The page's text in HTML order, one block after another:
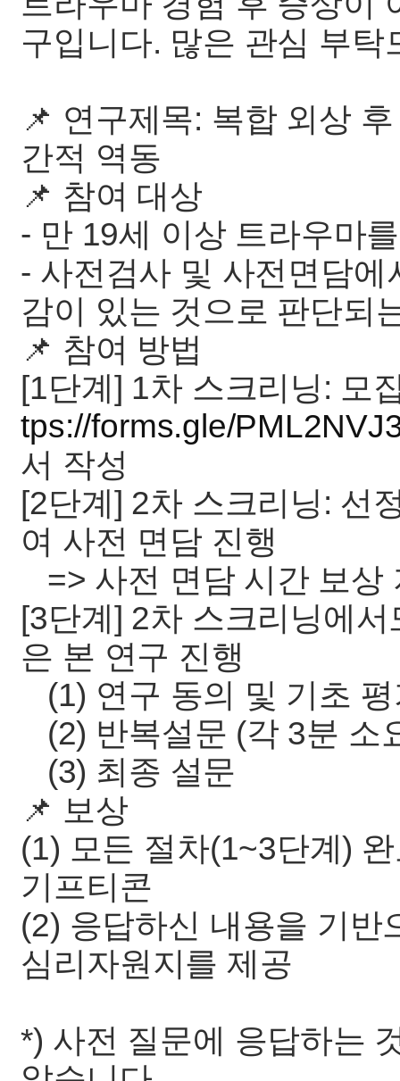
구입니다. 많은 관심 부탁
📌 연구제목: 복합 외상
간적 역동
📌 참여 대상
- 만 19세 이상 트라우마
- 사전검사 및 사전면담
감이 있는 것으로 판단되
📌 참여 방법
[1단계] 1차 스크리닝: 모
tps://forms.gle/
서 작성
[2단계] 2차 스크리닝: 선
여 사전 면담 진행
=> 사전 면담 시간 보상
[3단계] 2차 스크리닝에
은 본 연구 진행
(1) 연구 동의 및 기초
(2) 반복설문 (각 3분 소
(3) 최종 설문
📌 보상
(1) 모든 절차(1~3단계)
기프티콘
(2) 응답하신 내용을 기반
심리자원지를 제공
*) 사전 질문에 응답하는